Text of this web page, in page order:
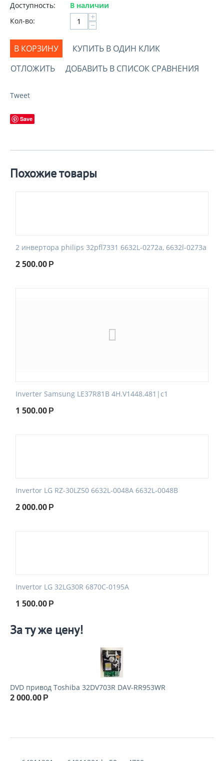
Доступность:
В наличии
Кол-во:
+
−
В КОРЗИНУ
КУПИТЬ В ОДИН КЛИК
ОТЛОЖИТЬ
ДОБАВИТЬ В СПИСОК СРАВНЕНИЯ
Tweet
Save
Похожие товары
2 инвертора philips 32pfl7331 6632L-0272a, 6632l-0273a
2 500.00 Р
Inverter Samsung LE37R81B 4H.V1448.481|c1
1 500.00 Р
Invertor LG RZ-30LZ50 6632L-0048A 6632L-0048B
2 000.00 Р
Invertor LG 32LG30R 6870C-0195A
1 500.00 Р
За ту же цену!
DVD привод Toshiba 32DV703R DAV-RR953WR
2 000.00 Р